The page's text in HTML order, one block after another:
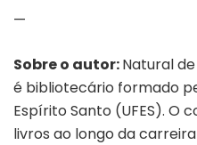
—
Sobre o autor:Natural
é bibliotecário formado
Espírito Santo (UFES). O
livros ao longo da